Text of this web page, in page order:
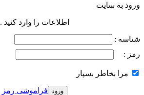
ورود به سایت
اطلاعات را وارد کنید .
شناسه :
رمز :
مرا بخاطر بسپار
فراموشی رمز